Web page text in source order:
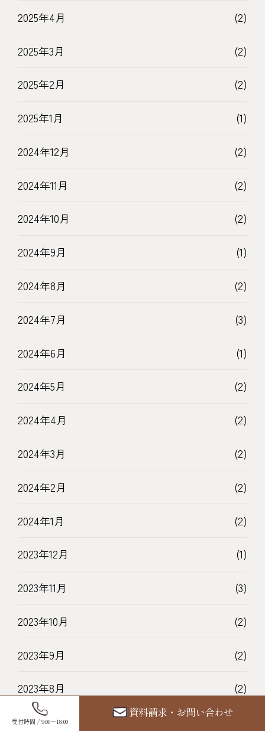
受付時間 / 9:00〜18:00
資料請求・お問い合わせ
2025年4月 (2)
2025年3月 (2)
2025年2月 (2)
2025年1月 (1)
2024年12月 (2)
2024年11月 (2)
2024年10月 (2)
2024年9月 (1)
2024年8月 (2)
2024年7月 (3)
2024年6月 (1)
2024年5月 (2)
2024年4月 (2)
2024年3月 (2)
2024年2月 (2)
2024年1月 (2)
2023年12月 (1)
2023年11月 (3)
2023年10月 (2)
2023年9月 (2)
2023年8月 (2)
2023年7月